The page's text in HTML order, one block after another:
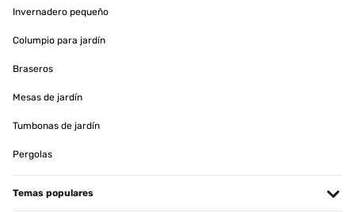
Traducir
Invernadero pequeño
Columpio para jardín
Braseros
Mesas de jardín
Tumbonas de jardín
Pergolas
Temas populares